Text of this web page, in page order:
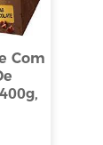
Com